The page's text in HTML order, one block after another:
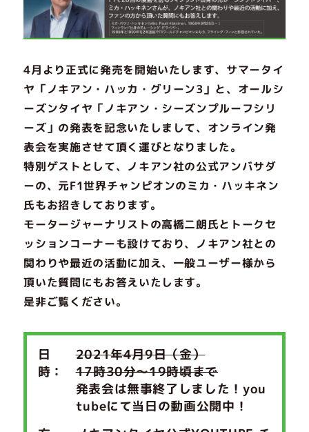
4月より正式に発売を開始いたします、サマータイ
ヤ「ノキアン・ハッカ・グリーン3」と、オールシ
ーズンタイヤ「ノキアン・シーズンプルーフシリ
ーズ」の発表を記念いたしまして、オンライン発
表会を実施させて頂く運びとなりました。
特別ゲストとして、ノキアン社の公式アンバサダ
ーの、元F1世界チャンピオンのミカ・ハッキネン
氏もお招きしております。
モータージャーナリストの高橋二朗氏とトークセ
ッションコーナーも設けており、ノキアン社との
関わりや最近の活動に加え、一般ユーザー様から
頂いた質問にもお答えいたします。
是非ご覧ください。
日
時：
2021年4月9日（金）
17時30分～19時頃まで
発表会は無事終了しました！you
tubeにて当日の動画公開中！